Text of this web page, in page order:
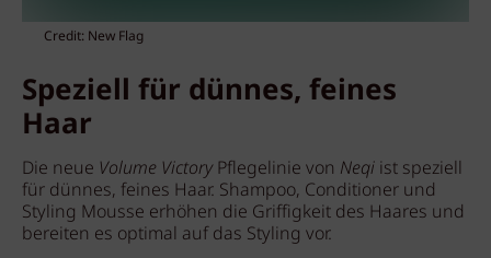
Credit: New Flag
Speziell für dünnes, feines
Haar
Die neue Volume VictoryPflegelinie von Neqi ist speziell
für dünnes, feines Haar. Shampoo, Conditioner und
Styling Mousse erhöhen die Griffigkeit des Haares und
bereiten es optimal auf das Styling vor.